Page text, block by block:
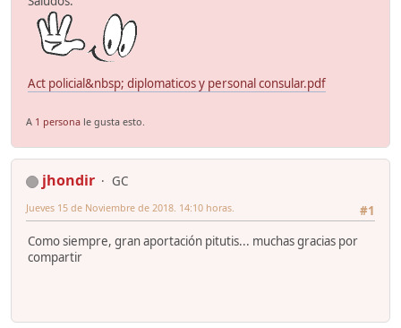
Act policial&nbsp; diplomaticos y personal consular.pdf
A 1 persona le gusta esto.
jhondir
GC
#1
Jueves 15 de Noviembre de 2018. 14:10 horas.
Como siempre, gran aportación pitutis... muchas gracias por
compartir